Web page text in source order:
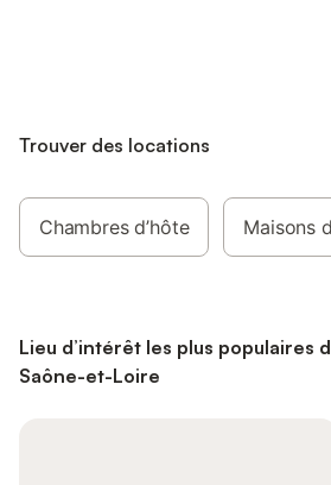
Trouver des locations
Chambres d’hôte Maisons
Lieu d’intérêt les plus populaires
Saône-et-Loire